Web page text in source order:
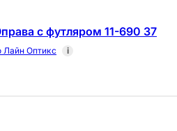
с футляром 11-690 37
Лайн Оптикс i